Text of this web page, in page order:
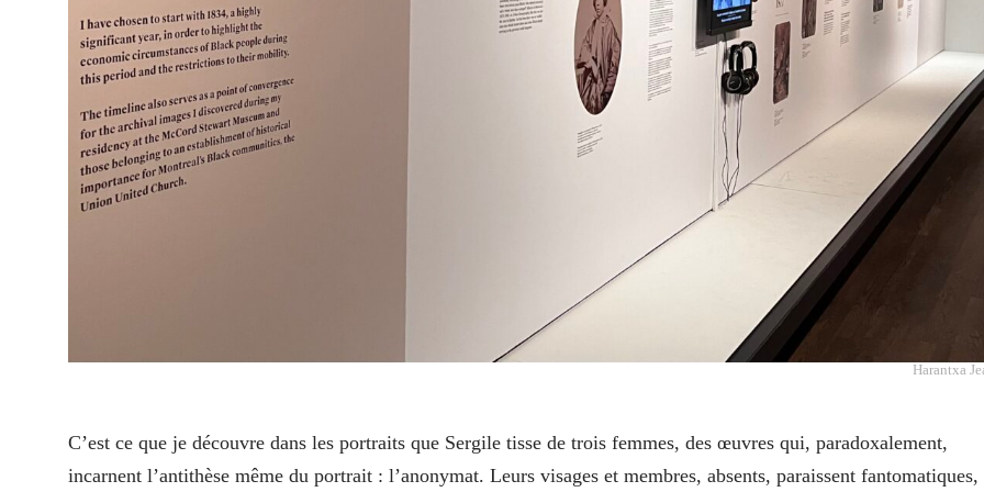
Harantxa
C’est ce que je découvre dans les portraits que Sergile tisse de trois femmes, des œuvres qui, paradoxalement,
incarnent l’antithèse même du portrait : l’anonymat. Leurs visages et membres, absents, paraissent fantomatiques,